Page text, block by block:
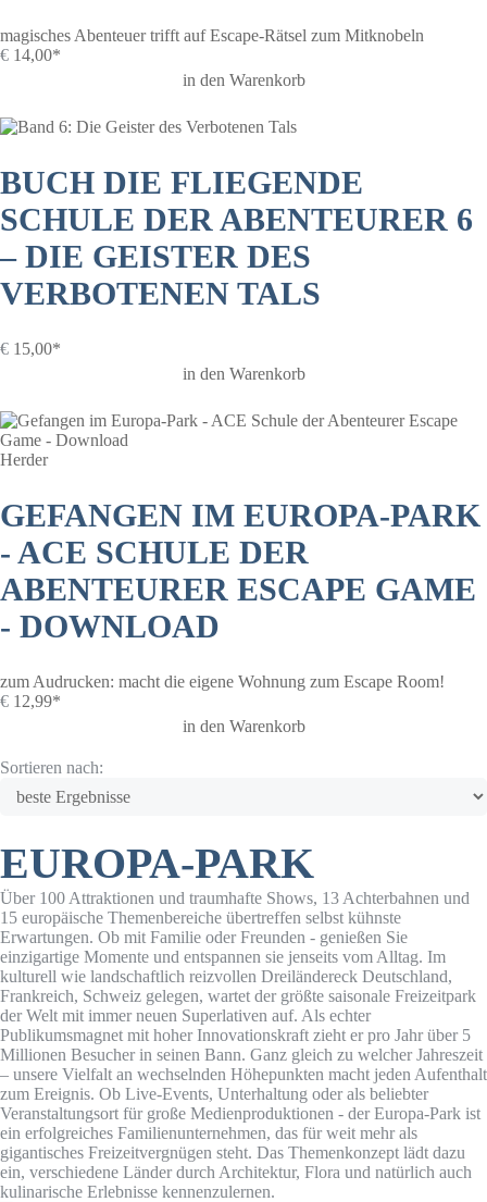
magisches Abenteuer trifft auf Escape-Rätsel zum Mitknobeln
€ 14,00*
in den Warenkorb
BUCH DIE FLIEGENDE
SCHULE DER ABENTEURER 6
– DIE GEISTER DES
VERBOTENEN TALS
€ 15,00*
in den Warenkorb
Herder
GEFANGEN IM EUROPA-PARK
- ACE SCHULE DER
ABENTEURER ESCAPE GAME
- DOWNLOAD
zum Audrucken: macht die eigene Wohnung zum Escape Room!
€ 12,99*
in den Warenkorb
Sortieren nach:
EUROPA-PARK
Über 100 Attraktionen und traumhafte Shows, 13 Achterbahnen und
15 europäische Themenbereiche übertreffen selbst kühnste
Erwartungen. Ob mit Familie oder Freunden - genießen Sie
einzigartige Momente und entspannen sie jenseits vom Alltag. Im
kulturell wie landschaftlich reizvollen Dreiländereck Deutschland,
Frankreich, Schweiz gelegen, wartet der größte saisonale Freizeitpark
der Welt mit immer neuen Superlativen auf. Als echter
Publikumsmagnet mit hoher Innovationskraft zieht er pro Jahr über 5
Millionen Besucher in seinen Bann. Ganz gleich zu welcher Jahreszeit
– unsere Vielfalt an wechselnden Höhepunkten macht jeden Aufenthalt
zum Ereignis. Ob Live-Events, Unterhaltung oder als beliebter
Veranstaltungsort für große Medienproduktionen - der Europa-Park ist
ein erfolgreiches Familienunternehmen, das für weit mehr als
gigantisches Freizeitvergnügen steht. Das Themenkonzept lädt dazu
ein, verschiedene Länder durch Architektur, Flora und natürlich auch
kulinarische Erlebnisse kennenzulernen.